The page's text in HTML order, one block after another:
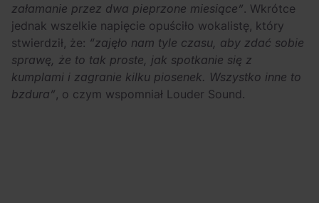
załamanie przez dwa pieprzone miesiące”. Wkrótce
jednak wszelkie napięcie opuściło wokalistę, który
stwierdził, że: “zajęło nam tyle czasu, aby zdać sobie
sprawę, że to tak proste, jak spotkanie się z
kumplami i zagranie kilku piosenek. Wszystko inne to
bzdura”, o czym wspomniał Louder Sound.